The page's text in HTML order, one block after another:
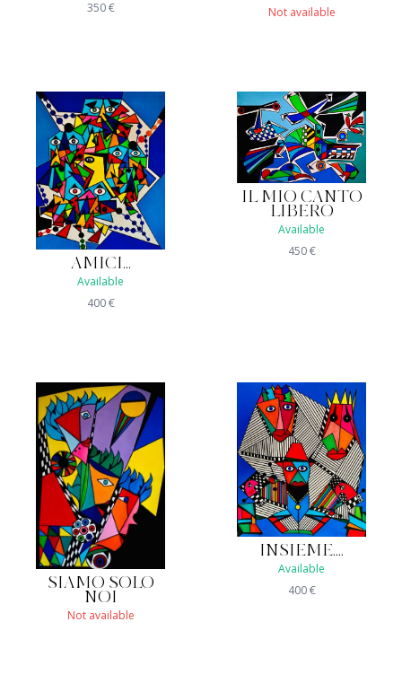
350€ Not available
AMICI...
Available
400€
IL MIO CANTO
LIBERO
Available
450€
SIAMO SOLO
NOI
Not available
INSIEME....
Available
400€